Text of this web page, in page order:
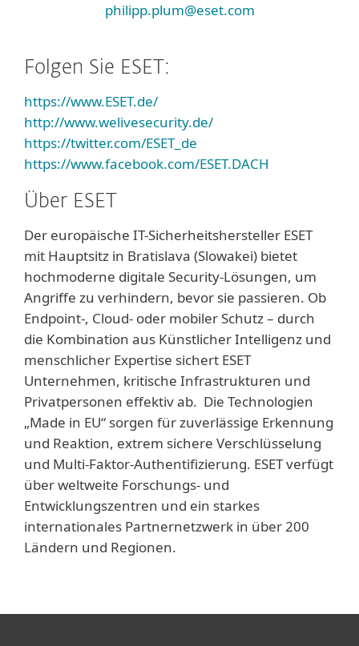
philipp.plum@eset.com
Folgen Sie ESET:
https://www.ESET.de/
http://www.welivesecurity.de/
https://twitter.com/ESET_de
https://www.facebook.com/ESET.DACH
Über ESET
Der europäische IT-Sicherheitshersteller ESET
mit Hauptsitz in Bratislava (Slowakei) bietet
hochmoderne digitale Security-Lösungen, um
Angriffe zu verhindern, bevor sie passieren. Ob
Endpoint-, Cloud- oder mobiler Schutz – durch
die Kombination aus Künstlicher Intelligenz und
menschlicher Expertise sichert ESET
Unternehmen, kritische Infrastrukturen und
Privatpersonen effektiv ab. Die Technologien
„Made in EU“ sorgen für zuverlässige Erkennung
und Reaktion, extrem sichere Verschlüsselung
und Multi-Faktor-Authentifizierung. ESET verfügt
über weltweite Forschungs- und
Entwicklungszentren und ein starkes
internationales Partnernetzwerk in über 200
Ländern und Regionen.